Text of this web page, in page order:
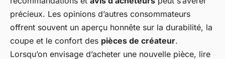
précieux. Les opinions d’autres consommateurs
offrent souvent un aperçu honnête sur la durabilité, la
coupe et le confort des pièces de créateur.
Lorsqu’on envisage d’acheter une nouvelle pièce, lire